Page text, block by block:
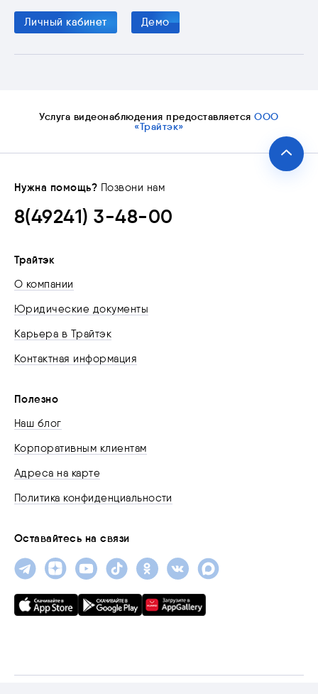
Личный кабинет Демо
Услуга видеонаблюдения предоставляетсяООО
«Трайтэк»
Нужна помощь? Позвони нам
8(49241) 3-48-00
Трайтэк
О компании
Юридические документы
Карьера в Трайтэк
Контактная информация
Полезно
Наш блог
Корпоративным клиентам
Адреса на карте
Политика конфиденциальности
Оставайтесь на связи